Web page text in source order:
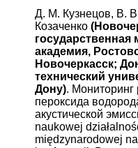
Д. М. Кузнецов, В.
Козаченко
государственная
академия,
Новочеркасск;
технический
Дону). Мониторинг
пероксида
акустической
naukowej
międzynarodowej